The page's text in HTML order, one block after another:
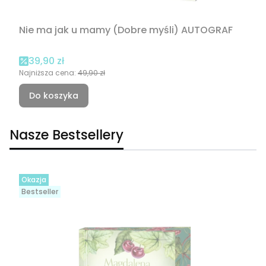
Nie ma jak u mamy (Dobre myśli) AUTOGRAF
Cena promocyjna
39,90 zł
Najniższa cena: 49,90 zł
Do koszyka
Nasze Bestsellery
Okazja
Bestseller